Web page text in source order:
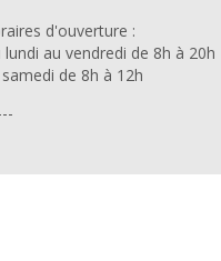
d'ouverture :
lundi au vendredi de 8h à 20h
de 8h à 12h